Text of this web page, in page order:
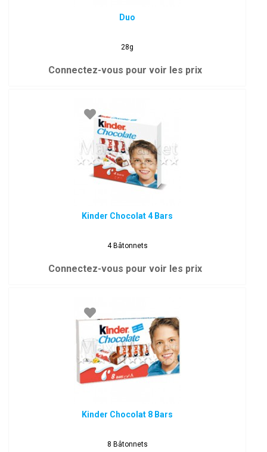
Duo
28g
Connectez-vous pour voir les prix
Kinder Chocolat 4 Bars
4 Bâtonnets
Connectez-vous pour voir les prix
Kinder Chocolat 8 Bars
8 Bâtonnets